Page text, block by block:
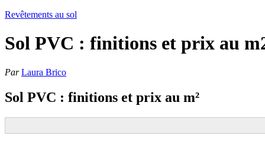
Revêtements au sol
Sol PVC : finitions et prix au
Par Laura Brico
Sol PVC : finitions et prix au m²